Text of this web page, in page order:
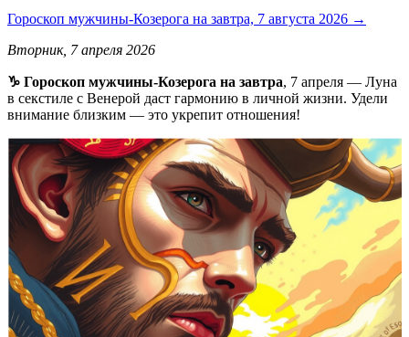
Гороскоп мужчины-Козерога на завтра, 7 августа 2026 →
Вторник, 7 апреля 2026
♑️ Гороскоп мужчины-Козерога на завтра, 7 апреля — Луна
в секстиле с Венерой даст гармонию в личной жизни. Удели
внимание близким — это укрепит отношения!